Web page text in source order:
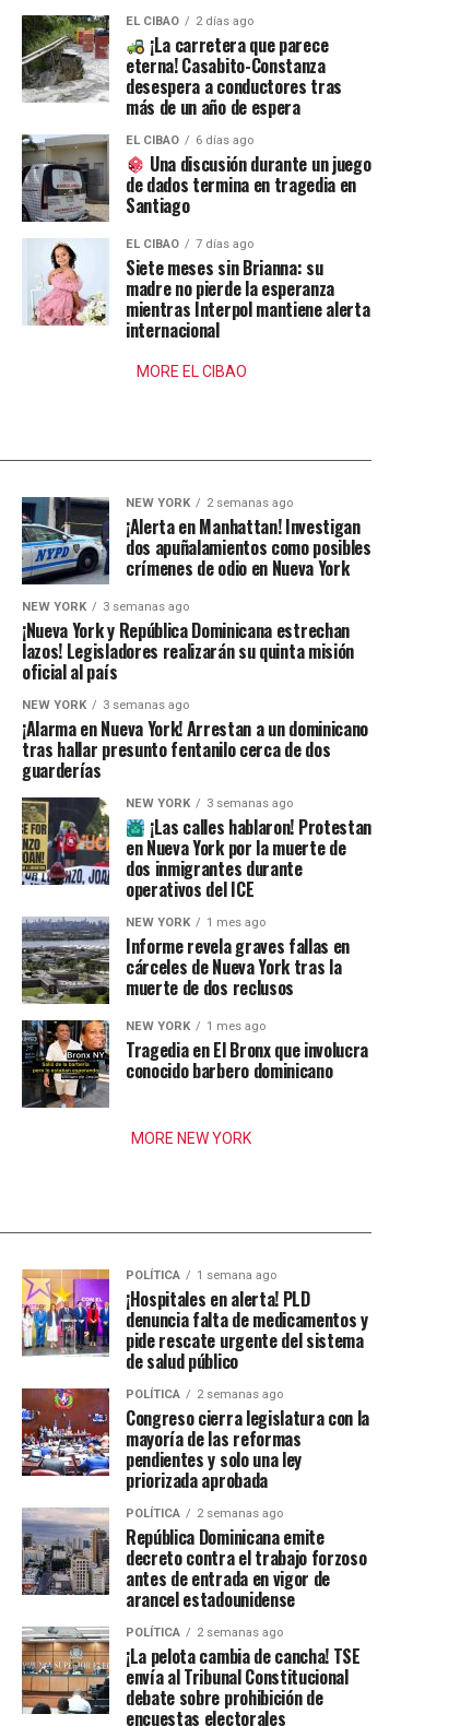
EL CIBAO 2 días ago
¡La carretera que parece
eterna! Casabito-Constanza
desespera a conductores tras
más de un año de espera
EL CIBAO 6 días ago
Una discusión durante un juego
de dados termina en tragedia en
Santiago
EL CIBAO 7 días ago
Siete meses sin Brianna: su
madre no pierde la esperanza
mientras Interpol mantiene alerta
internacional
MORE EL CIBAO
NEW YORK 2 semanas ago
¡Alerta en Manhattan! Investigan
dos apuñalamientos como posibles
crímenes de odio en Nueva York
NEW YORK 3 semanas ago
¡Nueva York y República Dominicana estrechan
lazos! Legisladores realizarán su quinta misión
oficial al país
NEW YORK 3 semanas ago
¡Alarma en Nueva York! Arrestan a un dominicano
tras hallar presunto fentanilo cerca de dos
guarderías
NEW YORK 3 semanas ago
¡Las calles hablaron! Protestan
en Nueva York por la muerte de
dos inmigrantes durante
operativos del ICE
NEW YORK 1 mes ago
Informe revela graves fallas en
cárceles de Nueva York tras la
muerte de dos reclusos
NEW YORK 1 mes ago
Tragedia en El Bronx que involucra
conocido barbero dominicano
MORE NEW YORK
POLÍTICA 1 semana ago
¡Hospitales en alerta! PLD
denuncia falta de medicamentos y
pide rescate urgente del sistema
de salud público
POLÍTICA 2 semanas ago
Congreso cierra legislatura con la
mayoría de las reformas
pendientes y solo una ley
priorizada aprobada
POLÍTICA 2 semanas ago
República Dominicana emite
decreto contra el trabajo forzoso
antes de entrada en vigor de
arancel estadounidense
POLÍTICA 2 semanas ago
¡La pelota cambia de cancha! TSE
envía al Tribunal Constitucional
debate sobre prohibición de
encuestas electorales